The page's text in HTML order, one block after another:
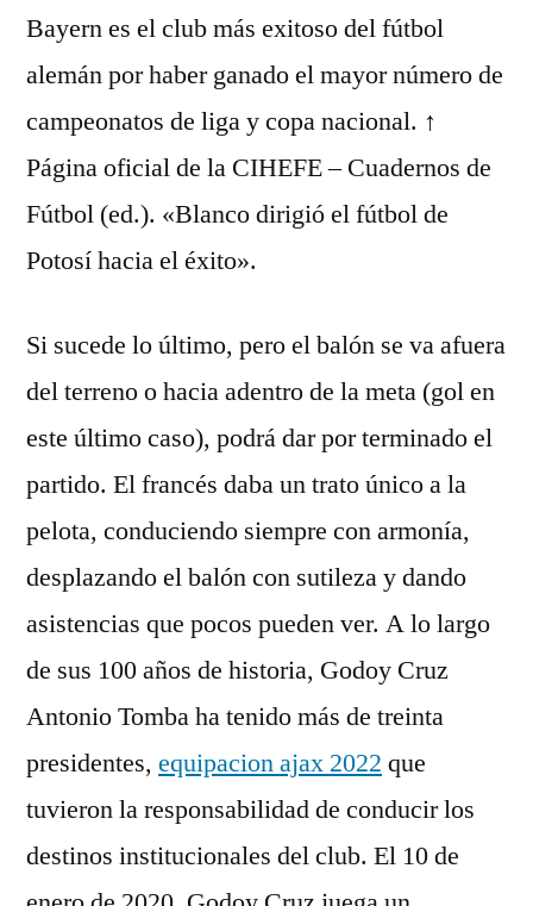
Bayern es el club más exitoso del fútbol
alemán por haber ganado el mayor número de
campeonatos de liga y copa nacional. ↑
Página oficial de la CIHEFE – Cuadernos de
Fútbol (ed.). «Blanco dirigió el fútbol de
Potosí hacia el éxito».
Si sucede lo último, pero el balón se va afuera
del terreno o hacia adentro de la meta (gol en
este último caso), podrá dar por terminado el
partido. El francés daba un trato único a la
pelota, conduciendo siempre con armonía,
desplazando el balón con sutileza y dando
asistencias que pocos pueden ver. A lo largo
de sus 100 años de historia, Godoy Cruz
Antonio Tomba ha tenido más de treinta
presidentes, equipacion ajax 2022 que
tuvieron la responsabilidad de conducir los
destinos institucionales del club. El 10 de